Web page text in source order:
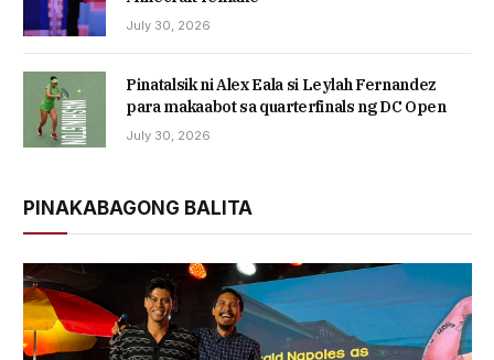
July 30, 2026
Pinatalsik ni Alex Eala si Leylah Fernandez
para makaabot sa quarterfinals ng DC Open
July 30, 2026
PINAKABAGONG BALITA